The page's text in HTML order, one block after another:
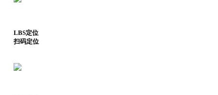
LBS定位
扫码定位